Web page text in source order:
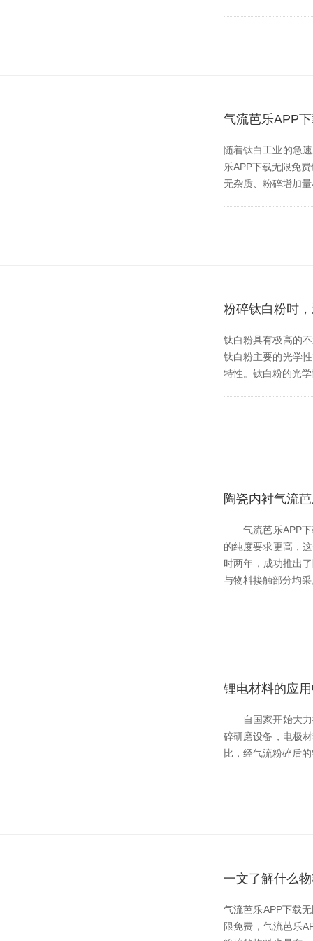
气流芭乐APP
随着钛白工业的急速
乐APP下载无限免费
无杂质、粉碎增
粉碎钛白粉时
钛白粉具有极高的不透
钛白粉主要的光学性
特性。钛白粉的光
陶瓷内衬气流
气流芭乐APP下载
的纯度要求更高
时两年，成功推
与物料接触部分均
锂电材料的应
自国家开始大力推
碎研磨设备，电
比，经气流粉碎后的
一文了解什么
气流芭乐APP下载
限免费，气流芭